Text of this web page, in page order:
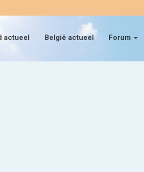
actueel België actueel Forum